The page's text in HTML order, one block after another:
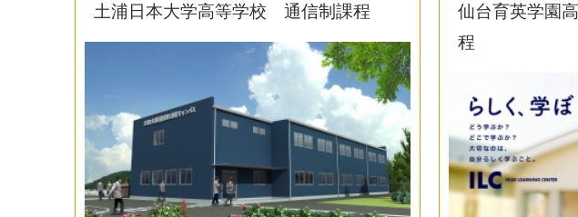
土浦日本大学高等学校 通信制課程
仙台育英学園
程